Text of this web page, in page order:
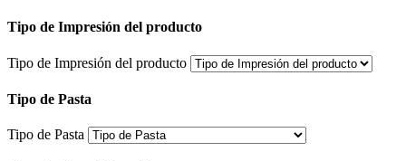
Tipo de Impresión del producto
Tipo de Impresión del producto
Tipo de Pasta
Tipo de Pasta